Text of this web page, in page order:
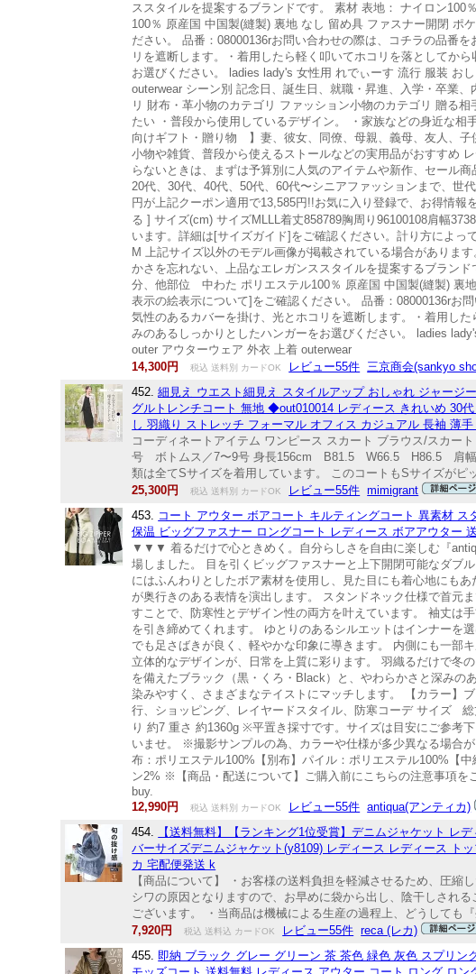
ススタイルを提案するブランドです。 素材 表地： ナイロン
100％ 原産国 中国製(縫製) 裏地 なし 留め具 ファスナー開閉 ポ
ださい。 品番：08000136rお問い合わせの際は、コチラの品番
リを遮断します。・着用したら軽く叩いてホコリを落としてか
お選びください。 ladies lady's 女性用 れでぃーす 流行 服装 お
outerwear シーン別 記念日、誕生日、就職・昇進、入学・卒業
リ 財布・革小物のカテゴリ ファッション小物のカテゴリ 贈る
たい ・普段から使用しているデザイン。 ・家族などの身近な
向けギフト・贈り物 】妻、彼女、同僚、母親、義母、友人、
小物や雑貨、普段から使えるストールなどの実用品がおすすめ
らないときは、まずは予算別に人気のアイテムや新作、セール
20代、30代、40代、50代、60代〜シニアファッションまで、世
円が上記クーポン適用で13,585円!!お気に入り登録で、お得情
る ] サイズ(cm) サイズMLLL着丈858789胸周り96100108肩幅
います。詳細は[サイズガイド]をご確認ください。計り方によっ
M 上記サイズ以外のモデル画像が掲載されている場合がありま
かさを忘れない、上品なエレガンススタイルを提案するブラ
分、他部位 中わた ポリエステル100％ 原産国 中国製(縫製) 裏
表示の絵表示について]をご確認ください。 品番：08000136rお
気性のあるカバーを掛け、光とホコリを遮断します。・着用し
みのあるしっかりとしたハンガーをお選びください。 ladies
outer アウターウェア 外衣 上着 outerwear
14,300円
税込 送料別 カードOK レビュー55件 三京商会(sankyo
452.細見え ウエスト細見え スタイルアップ おしゃれ ジャージ
グルトレンチコート 無地 ◆out010014 レディース きれいめ 30
し 羽織り ストレッチ フォーマル オフィス カジュアル 長袖 薄
コーディネートアイテム ワンピース スカート ブラウス/スカー
号 ボトムス／7〜9号 身長156cm B81.5 W66.5 H86.5 肩幅
類は全てSサイズを着用しています。 このコートもSサイズが
25,300円
税込 送料別 カードOK レビュー55件 mimigrant
453. コート アウター ボアコート キルティングコート 異素材
保温 ビッグファスナー ロングコート レディース ボアアウター
▼▼▼ 着るだけで心ときめく。自分らしさを自由に楽しむ『
場しました。 目を引くビッグファスナーと上下開閉可能なダブ
にはふんわりとしたボア素材を使用し、見た目にも着心地にも
が奥行きのある表情を演出します。 スタンドネック仕様で首元
すことで、防寒性とデザイン性の両方を叶えています。 袖丈は
を引き締めてくれます。 ゆとりのあるシルエットはインナーを
でも足さばきが良く、軽やかな印象に導きます。 内側にも一部
立体的なデザインが、日常を上質に彩ります。 羽織るだけで冬
を備えたブラック（黒・くろ・Black）と、やわらかさと深みの
染みやすく、さまざまなテイストにマッチします。 【カラー】
行、ショッピング、レイヤードスタイル、防寒コーデ サイズ
り 約7 重さ 約1360g ※平置き採寸です。サイズは目安にご参考
いませ。 ※撮影サンプルの為、カラーや仕様が多少異なる場合
布：ポリエステル100%【別布】パイル：ポリエステル100%【
ン2% ※【商品・配送について】ご購入前にこちらの注意事項
buy.
12,990円
税込 送料別 カードOK レビュー55件 antiqua(アンティカ)
454.
【送料無料】【ランキング1位受賞】デニムジャケット レ
バーサイズデニムジャケット(y8109) レディース レディース ト
カ 宅配便発送 k
【商品について】 ・お客様の送料負担を軽減させるため、圧
シワの原因となりますので、お早めに袋から出し、陰干しされ
ございます。 ・当商品は機械による生産の過程上、どうしても
7,920円
税込 送料込 カードOK レビュー55件 reca (レカ)
455. 即納 ブラック グレー グリーン 茶 茶色 緑色 灰色 スプリン